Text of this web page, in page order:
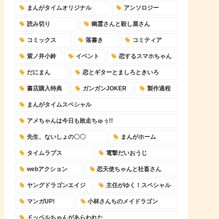
まんがタイムオリジナル アンソロジー
読み切り 幽霊さんと殺し屋さん
コミックス 落書き コミティア
紫ノ井小鈴 イベント 恋するスマホちゃん
だにまん 恋とギターとましろときいろ
書店購入特典 ガンガンJOKER 製作過程
まんがタイムスペシャル
アメちゃんは今日も敗走ちゅぅ!!
先生、ないしょの〇〇 まんがホーム
タイムラプス 電撃だいおうじ
webアクション 恋天使ちゃんと社畜さん
ヤングドラゴンエイジ 主任がゆく！スペシャル
マンガUP! 小林さんちのメイドラゴン